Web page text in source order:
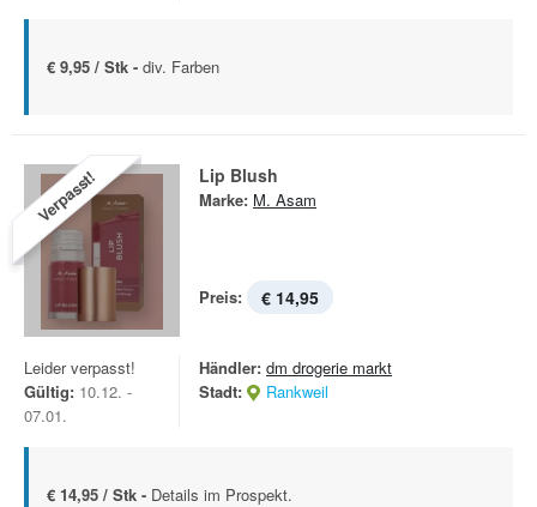
€ 9,95 / Stk - div. Farben
Verpasst! Lip Blush
Marke: M. Asam
Preis: € 14,95
Leider verpasst!
Gültig: 10.12. -
07.01.
Händler: dm drogerie markt
Stadt:
Rankweil
€ 14,95 / Stk - Details im Prospekt.